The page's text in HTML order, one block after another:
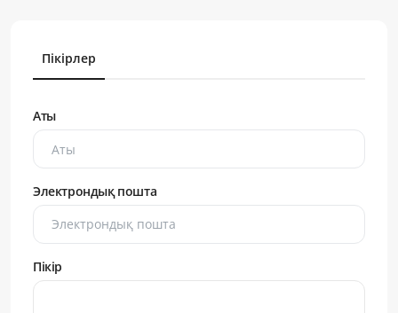
Пікірлер
Аты
Электрондық пошта
Пікір